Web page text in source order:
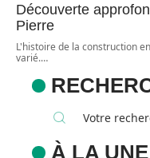
Découverte
Pierre
L'histoire de la construction
varié.…
À LA UNE